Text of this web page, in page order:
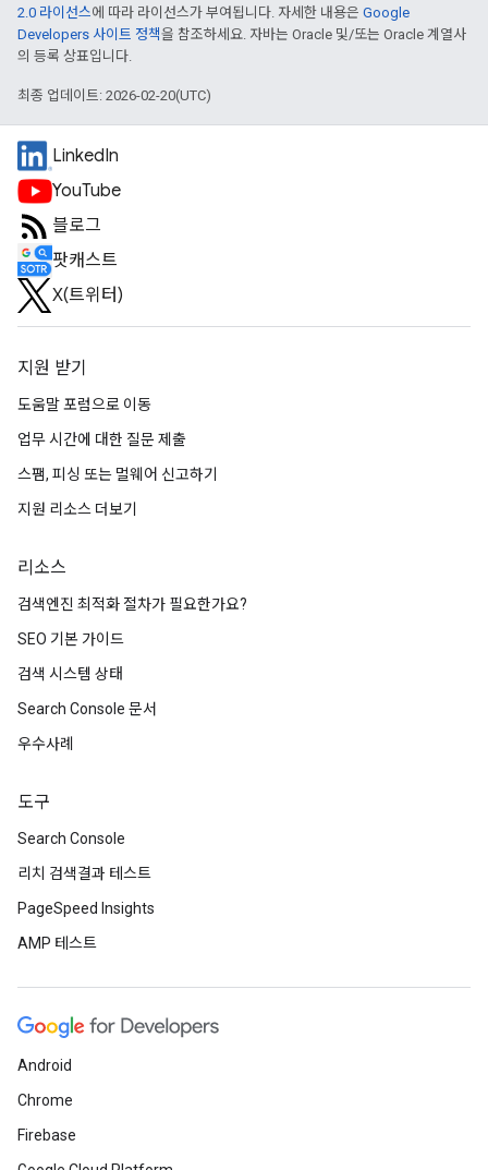
2.0 라이선스에 따라 라이선스가 부여됩니다. 자세한 내용은 Google
Developers 사이트 정책을 참조하세요. 자바는 Oracle 및/또는 Oracle 계열사
의 등록 상표입니다.
최종 업데이트: 2026-02-20(UTC)
LinkedIn
YouTube
블로그
팟캐스트
X(트위터)
지원 받기
도움말 포럼으로 이동
업무 시간에 대한 질문 제출
스팸, 피싱 또는 멀웨어 신고하기
지원 리소스 더보기
리소스
검색엔진 최적화 절차가 필요한가요?
SEO 기본 가이드
검색 시스템 상태
Search Console 문서
우수사례
도구
Search Console
리치 검색결과 테스트
PageSpeed Insights
AMP 테스트
Android
Chrome
Firebase